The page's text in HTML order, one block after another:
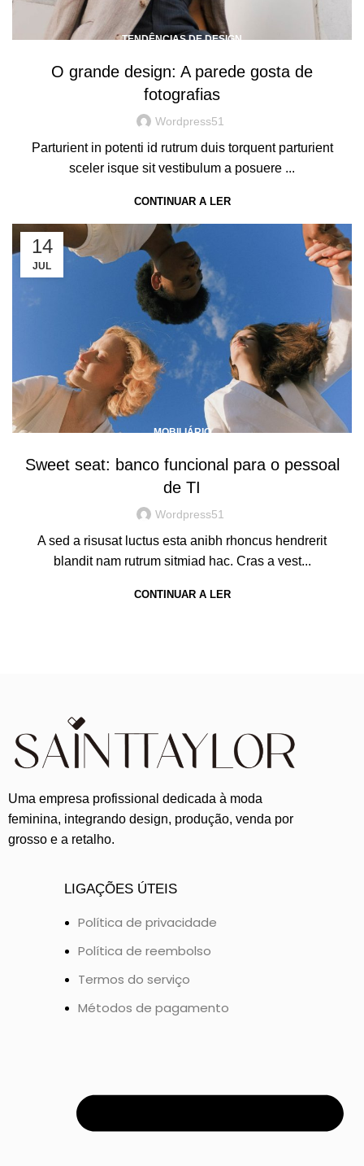
TENDÊNCIAS DE DESIGN
O grande design: A parede gosta de
fotografias
Wordpress51
Parturient in potenti id rutrum duis torquent parturient
sceler isque sit vestibulum a posuere ...
CONTINUAR A LER
14
JUL
MOBILIÁRIO
Sweet seat: banco funcional para o pessoal
de TI
Wordpress51
A sed a risusat luctus esta anibh rhoncus hendrerit
blandit nam rutrum sitmiad hac. Cras a vest...
CONTINUAR A LER
Uma empresa profissional dedicada à moda
feminina, integrando design, produção, venda por
grosso e a retalho.
LIGAÇÕES ÚTEIS
Política de privacidade
Política de reembolso
Termos do serviço
Métodos de pagamento